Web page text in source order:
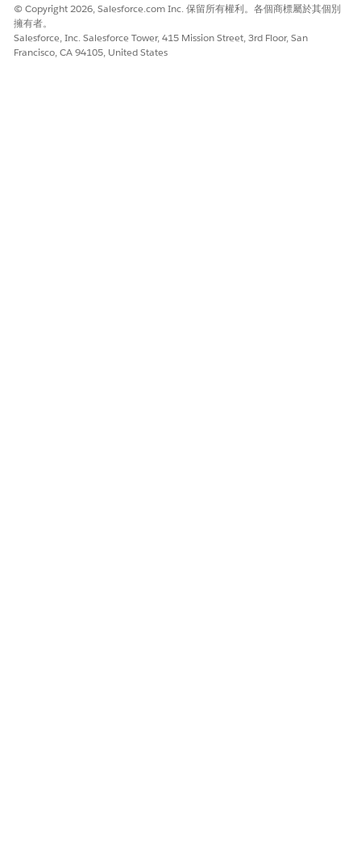
此文章是否解決您的問題？
是
© Copyright 2026, Salesforce.com Inc. 保留所有權利。各個商標屬於其個別
擁有者。
Salesforce, Inc. Salesforce Tower, 415 Mission Street, 3rd Floor, San
Francisco, CA 94105, United States